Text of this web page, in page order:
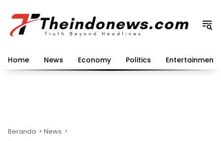
konten
Home News Economy Politics Entertainment
Beranda News